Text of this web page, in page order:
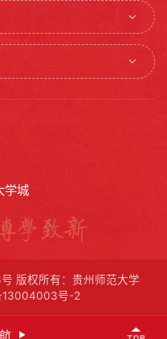
学城
版权所有：贵州师范大学
13004003号-2